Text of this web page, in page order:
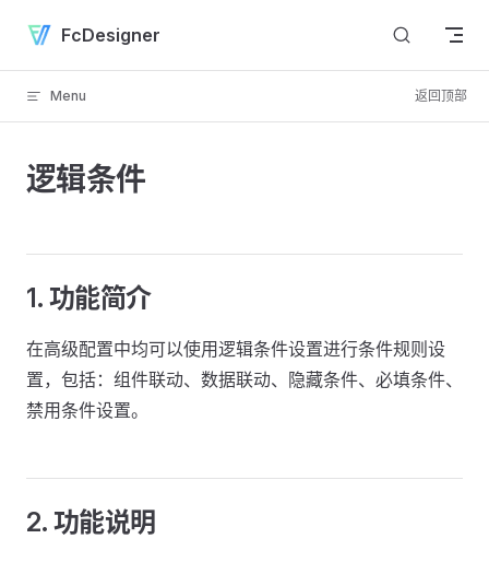
Skip to content
FcDesigner
Menu 返回顶部
逻辑条件
1. 功能简介
在高级配置中均可以使用逻辑条件设置进行条件规则设
置，包括：组件联动、数据联动、隐藏条件、必填条件、
禁用条件设置。
2. 功能说明